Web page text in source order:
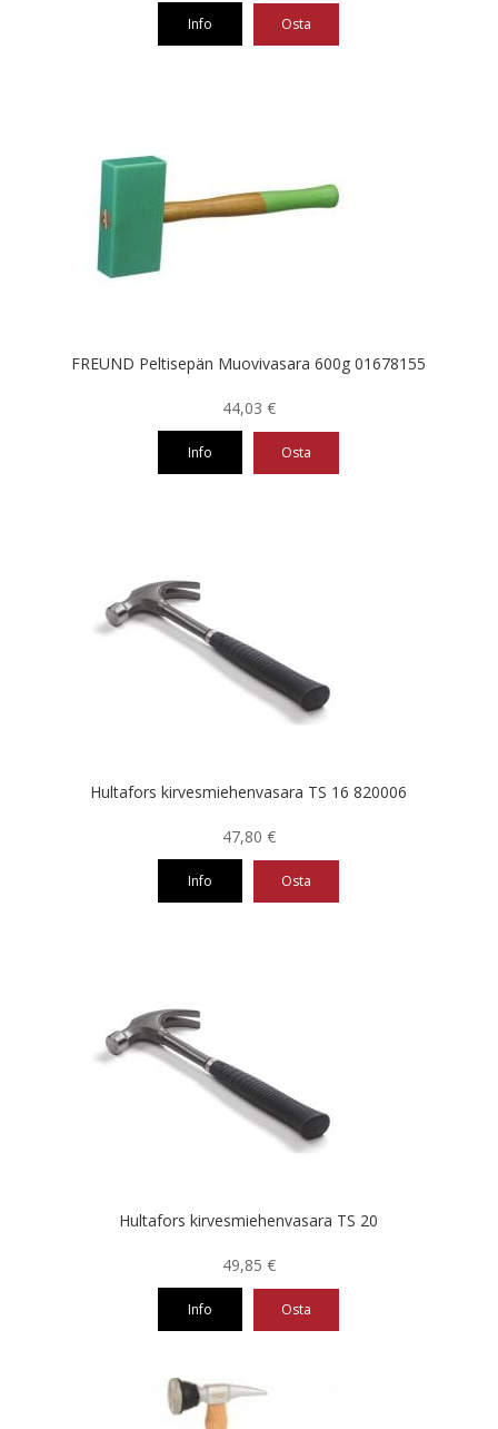
Info Osta
FREUND Peltisepän Muovivasara 600g 01678155
44,03 €
Info Osta
Hultafors kirvesmiehenvasara TS 16 820006
47,80 €
Info Osta
Hultafors kirvesmiehenvasara TS 20
49,85 €
Info Osta